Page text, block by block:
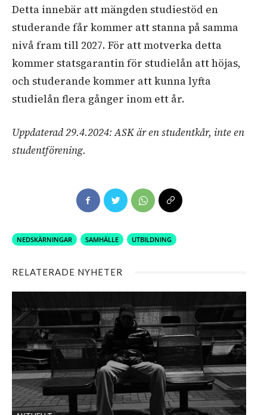
Detta innebär att mängden studiestöd en
studerande får kommer att stanna på samma
nivå fram till 2027. För att motverka detta
kommer statsgarantin för studielån att höjas,
och studerande kommer att kunna lyfta
studielån flera gånger inom ett år.
Uppdaterad 29.4.2024: ASK är en studentkår, inte en
studentförening.
NEDSKÄRNINGAR SAMHÄLLE UTBILDNING
RELATERADE NYHETER